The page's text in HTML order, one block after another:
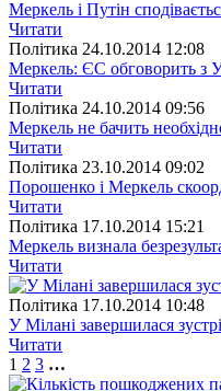
Меркель і Путін
Читати
Полiтика 24.10.2014 12:08
Меркель: ЄС обговорить з
Читати
Полiтика 24.10.2014 09:56
Меркель не бачить
Читати
Полiтика 23.10.2014 09:02
Порошенко і Меркель
Читати
Полiтика 17.10.2014 15:21
Меркель визнала
Читати
Полiтика 17.10.2014 10:48
У Мілані завершилася
Читати
1 2 3 …